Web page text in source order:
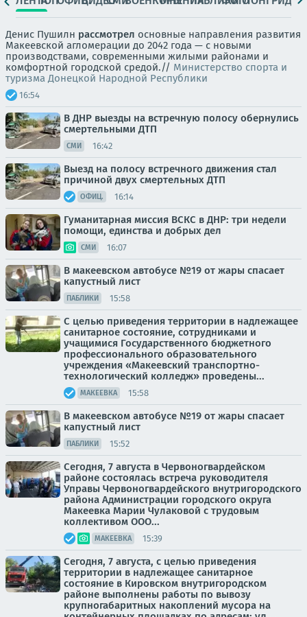
Денис Пушилн рассмотрел основные направления развития
Макеевской агломерации до 2042 года — с новыми
производствами, современными жилыми районами и
комфортной городской средой.// Министерство спорта и
туризма Донецкой Народной Республики
16:54
В ДНР выезды на встречную полосу обернулись
смертельными ДТП
СМИ 16:42
Выезд на полосу встречного движения стал
причиной двух смертельных ДТП
ОФИЦ. 16:14
Гуманитарная миссия ВСКС в ДНР: три недели
помощи, единства и добрых дел
СМИ 16:07
В макеевском автобусе №19 от жары спасает
капустный лист
ПАБЛИКИ 15:58
С целью приведения территории в надлежащее
санитарное состояние, сотрудниками и
учащимися Государственного бюджетного
профессионального образовательного
учреждения «Макеевский транспортно-
технологический колледж» проведены...
МАКЕЕВКА 15:58
В макеевском автобусе №19 от жары спасает
капустный лист
ПАБЛИКИ 15:52
Сегодня, 7 августа в Червоногвардейском
районе состоялась встреча руководителя
Управы Червоногвардейского внутригородского
района Администрации городского округа
Макеевка Марии Чулаковой с трудовым
коллективом ООО...
МАКЕЕВКА 15:39
Сегодня, 7 августа, с целью приведения
территории в надлежащее санитарное
состояние в Кировском внутригородском
районе выполнены работы по вывозу
крупногабаритных накоплений мусора на